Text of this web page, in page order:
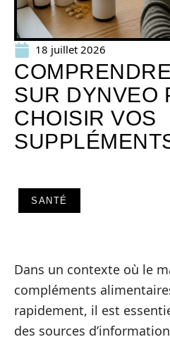
18 juillet 2026
SUR DYNVEO
CHOISIR VOS
SANTÉ
Dans un contexte où le
compléments
rapidement, il est
des sources